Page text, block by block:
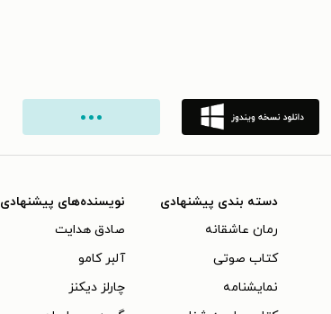
دسته بندی پیشنهادی
رمان عاشقانه
کتاب‌ صوتی
نمایشنامه
نویسنده‌های پیشنهادی
صادق هدایت
آلبر کامو
چارلز دیکنز